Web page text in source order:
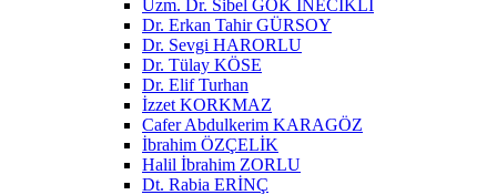
Uzm. Dr. Sibel GÖK İNECİKLİ
Dr. Erkan Tahir GÜRSOY
Dr. Sevgi HARORLU
Dr. Tülay KÖSE
Dr. Elif Turhan
İzzet KORKMAZ
Cafer Abdulkerim KARAGÖZ
İbrahim ÖZÇELİK
Halil İbrahim ZORLU
Dt. Rabia ERİNÇ